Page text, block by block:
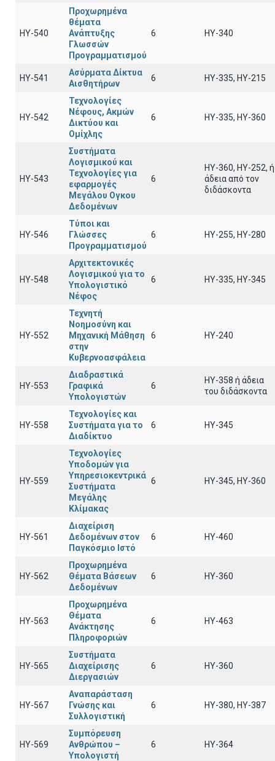
HY-540
Προχωρημένα
θέματα
Ανάπτυξης
Γλωσσών
Προγραμματισμού
6 ΗΥ-340
ΗΥ-541
Ασύρματα Δίκτυα
Αισθητήρων
6 ΗΥ-335, HY-215
ΗΥ-542
Τεχνολογίες
Νέφους, Ακμών
Δικτύου και
Ομίχλης
6 ΗΥ-335, ΗΥ-360
ΗΥ-543
Συστήματα
Λογισμικού και
Τεχνολογίες για
εφαρμογές
Μεγάλου Ογκου
Δεδομένων
6
ΗΥ-360, ΗΥ-252, ή
άδεια από τον
διδάσκοντα
ΗΥ-546
Τύποι και
Γλώσσες
Προγραμματισμού
6 ΗΥ-255, ΗΥ-280
ΗΥ-548
Αρχιτεκτονικές
Λογισμικού για το
Υπολογιστικό
Νέφος
6 ΗΥ-335, ΗΥ-345
ΗΥ-552
Τεχνητή
Νοημοσύνη και
Μηχανική Μάθηση
στην
Κυβερνοασφάλεια
6 ΗΥ-240
ΗΥ-553
Διαδραστικά
Γραφικά
Υπολογιστών
6
ΗΥ-358 ή άδεια
του διδάσκοντα
ΗΥ-558
Τεχνολογίες και
Συστήματα για το
Διαδίκτυο
6 HY-345
HY-559
Τεχνολογίες
Υποδομών για
Υπηρεσιοκεντρικά
Συστήματα
Μεγάλης
Κλίμακας
6 ΗΥ-345, ΗΥ-360
ΗΥ-561
Διαχείριση
Δεδομένων στον
Παγκόσμιο Ιστό
6 ΗΥ-460
HY-562
Προχωρημένα
Θέματα Βάσεων
Δεδομένων
6 HY-360
ΗΥ-563
Προχωρημένα
Θέματα
Ανάκτησης
Πληροφοριών
6 HY-463
ΗΥ-565
Συστήματα
Διαχείρισης
Διεργασιών
6 ΗΥ-360
ΗΥ-567
Αναπαράσταση
Γνώσης και
Συλλογιστική
6 ΗΥ-380, ΗΥ-387
ΗΥ-569
Συμπόρευση
Ανθρώπου –
Υπολογιστή
6 ΗΥ-364